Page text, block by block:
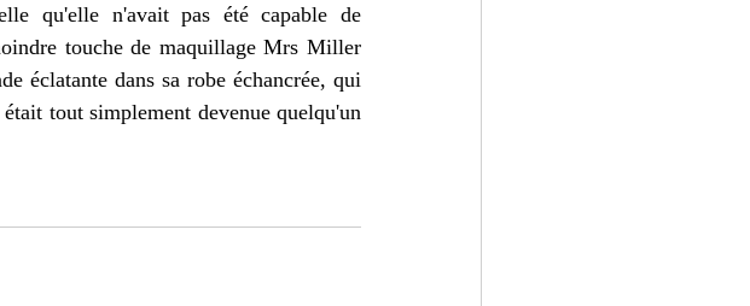
qu'elle n'avait pas été capable de
touche de maquillage Mrs Miller
éclatante dans sa robe échancrée, qui
tout simplement devenue quelqu'un